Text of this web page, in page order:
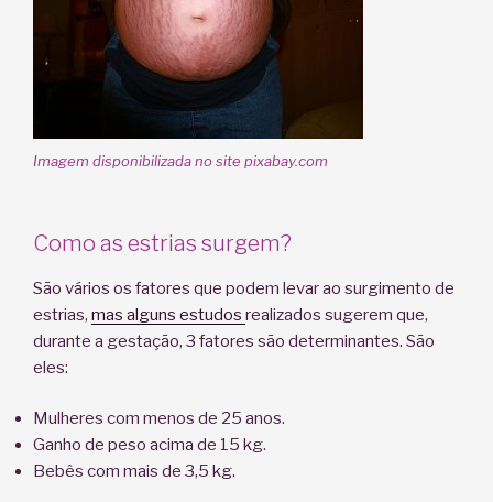
Imagem disponibilizada no site pixabay.com
Como as estrias surgem?
São vários os fatores que podem levar ao surgimento de
estrias, mas alguns estudos realizados sugerem que,
durante a gestação, 3 fatores são determinantes. São
eles:
Mulheres com menos de 25 anos.
Ganho de peso acima de 15 kg.
Bebês com mais de 3,5 kg.